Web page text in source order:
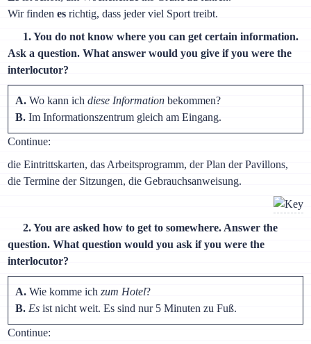
Wir findenes richtig, dass jeder viel Sport treibt.
1. You do not know where you can get certain information.
Ask a question. What answer would you give if you were the
interlocutor?
A. Wo kann ichdiese Information bekommen?
B. Im Informationszentrum gleich am Eingang.
Continue:
die Eintrittskarten, das Arbeitsprogramm, der Plan der Pavillons,
die Termine der Sitzungen, die Gebrauchsanweisung.
2. You are asked how to get to somewhere. Answer the
question. What question would you ask if you were the
interlocutor?
A. Wie komme ichzum Hotel?
B. Es ist nicht weit. Es sind nur 5 Minuten zu Fuß.
Continue: